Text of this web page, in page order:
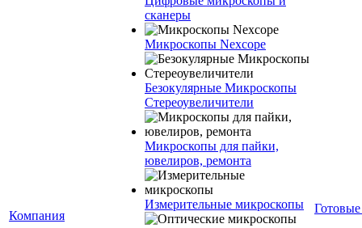
Компания
сканеры
Микроскопы Nexcope
Безокулярные Микроскопы
Стереоувеличители
Микроскопы для пайки,
ювелиров, ремонта
Измерительные микроскопы